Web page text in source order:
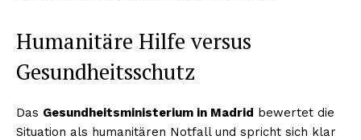
Humanitäre Hilfe versus
Gesundheitsschutz
Das Gesundheitsministerium in Madrid bewertet die
Situation als humanitären Notfall und spricht sich klar